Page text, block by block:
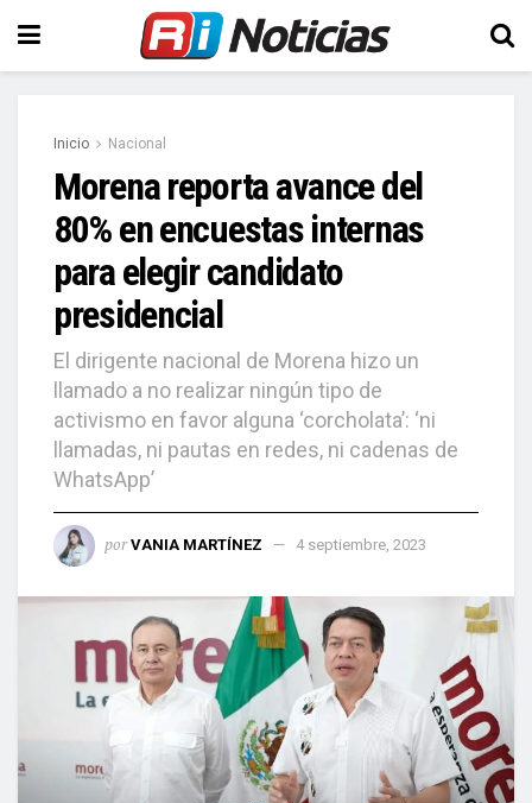
Inicio Nacional
Morena reporta avance del
80% en encuestas internas
para elegir candidato
presidencial
El dirigente nacional de Morena hizo un
llamado a no realizar ningún tipo de
activismo en favor alguna ‘corcholata’: ‘ni
llamadas, ni pautas en redes, ni cadenas de
WhatsApp’
por VANIA MARTÍNEZ 4 septiembre, 2023